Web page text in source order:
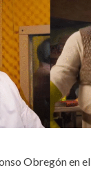
Obregón en